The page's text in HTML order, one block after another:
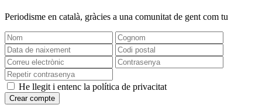
Periodisme en català, gràcies a una comunitat de gent com tu
He llegit i entenc la política de privacitat
Crear compte